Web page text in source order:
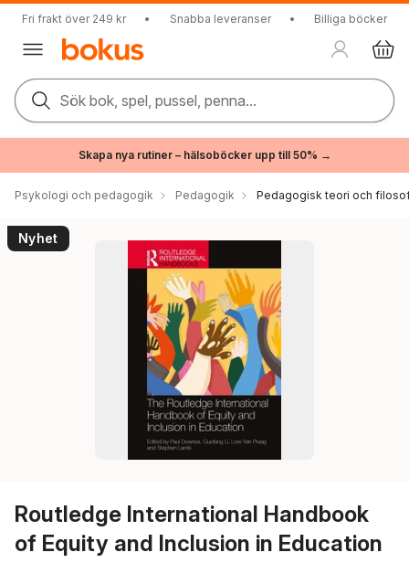
Fri frakt över 249 kr • Snabba leveranser • Billiga böcker
Sök bok, spel, pussel, penna...
Skapa nya rutiner – hälsoböcker upp till 50% →
Psykologi och pedagogik Pedagogik Pedagogisk teori och
Nyhet
Routledge International Handbook
of Equity and Inclusion in Education